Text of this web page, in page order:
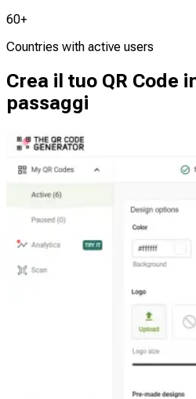
60+
Countries with active users
Crea il tuo QR Code
passaggi